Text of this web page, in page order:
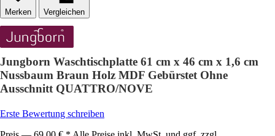
Vergleichen
Jungborn Waschtischplatte 61 cm x 46 cm x 1,6 cm
Nussbaum Braun Holz MDF Gebürstet Ohne
Ausschnitt QUATTRO/NOVE
Erste Bewertung schreiben